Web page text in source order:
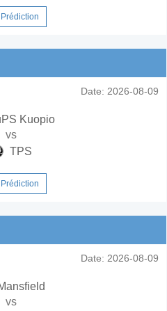
Date: 2026-08-09
Kuopio
vs
TPS
Date: 2026-08-09
vs